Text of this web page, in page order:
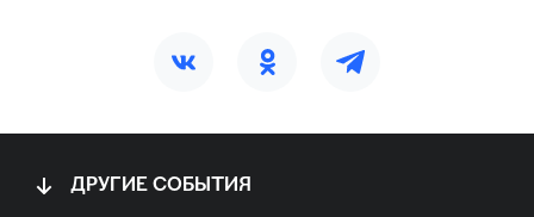
ДРУГИЕ СОБЫТИЯ